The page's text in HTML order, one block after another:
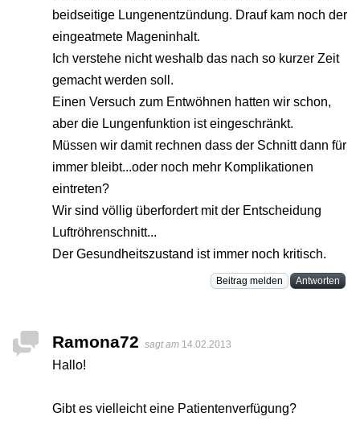
beidseitige Lungenentzündung. Drauf kam noch der
eingeatmete Mageninhalt.
Ich verstehe nicht weshalb das nach so kurzer Zeit
gemacht werden soll.
Einen Versuch zum Entwöhnen hatten wir schon,
aber die Lungenfunktion ist eingeschränkt.
Müssen wir damit rechnen dass der Schnitt dann für
immer bleibt...oder noch mehr Komplikationen
eintreten?
Wir sind völlig überfordert mit der Entscheidung
Luftröhrenschnitt...
Der Gesundheitszustand ist immer noch kritisch.
Beitrag melden Antworten
Ramona72 sagt am 14.02.2013
Hallo!
Gibt es vielleicht eine Patientenverfügung?